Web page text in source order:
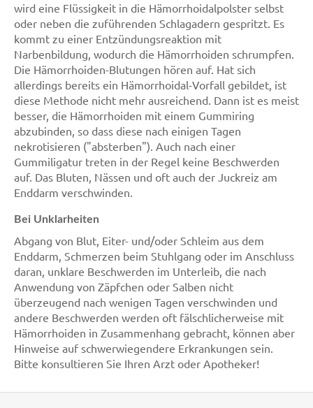
wird eine Flüssigkeit in die Hämorrhoidalpolster selbst
oder neben die zuführenden Schlagadern gespritzt. Es
kommt zu einer Entzündungsreaktion mit
Narbenbildung, wodurch die Hämorrhoiden schrumpfen.
Die Hämorrhoiden-Blutungen hören auf. Hat sich
allerdings bereits ein Hämorrhoidal-Vorfall gebildet, ist
diese Methode nicht mehr ausreichend. Dann ist es meist
besser, die Hämorrhoiden mit einem Gummiring
abzubinden, so dass diese nach einigen Tagen
nekrotisieren ("absterben"). Auch nach einer
Gummiligatur treten in der Regel keine Beschwerden
auf. Das Bluten, Nässen und oft auch der Juckreiz am
Enddarm verschwinden.
Bei Unklarheiten
Abgang von Blut, Eiter- und/oder Schleim aus dem
Enddarm, Schmerzen beim Stuhlgang oder im Anschluss
daran, unklare Beschwerden im Unterleib, die nach
Anwendung von Zäpfchen oder Salben nicht
überzeugend nach wenigen Tagen verschwinden und
andere Beschwerden werden oft fälschlicherweise mit
Hämorrhoiden in Zusammenhang gebracht, können aber
Hinweise auf schwerwiegendere Erkrankungen sein.
Bitte konsultieren Sie Ihren Arzt oder Apotheker!